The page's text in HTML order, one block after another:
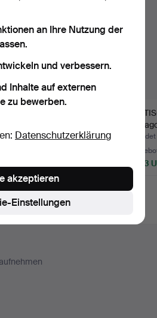
T…
Beendet 11. Jun 2026
48
1.003
an Ihre Nutzung der
und verbessern.
Inhalte auf externen
zu bewerben.
Datenschutzerklärung
Einstellungen
akzeptieren